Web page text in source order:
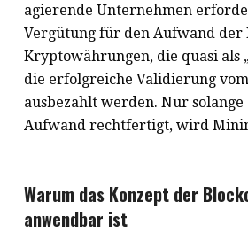
agierende Unternehmen
Vergütung für den Aufwand der
Kryptowährungen, die quasi als
die erfolgreiche Validierung
ausbezahlt werden. Nur
Aufwand rechtfertigt, wird
Warum das Konzept der
anwendbar ist